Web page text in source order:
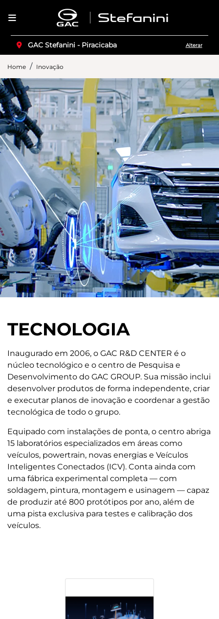
GAC Stefanini - Piracicaba Alterar
Home Inovação
TECNOLOGIA
Inaugurado em 2006, o GAC R&D CENTER é o
núcleo tecnológico e o centro de Pesquisa e
Desenvolvimento do GAC GROUP. Sua missão inclui
desenvolver produtos de forma independente, criar
e executar planos de inovação e coordenar a gestão
tecnológica de todo o grupo.
Equipado com instalações de ponta, o centro abriga
15 laboratórios especializados em áreas como
veículos, powertrain, novas energias e Veículos
Inteligentes Conectados (ICV). Conta ainda com
uma fábrica experimental completa — com
soldagem, pintura, montagem e usinagem — capaz
de produzir até 800 protótipos por ano, além de
uma pista exclusiva para testes e calibração dos
veículos.